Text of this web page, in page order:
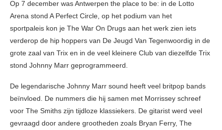
Op 7 december was Antwerpen the place to be: in de Lotto
Arena stond A Perfect Circle, op het podium van het
sportpaleis kon je The War On Drugs aan het werk zien iets
verderop de hip hoppers van De Jeugd Van Tegenwoordig in de
grote zaal van Trix en in de veel kleinere Club van diezelfde Trix
stond Johnny Marr geprogrammeerd.
De legendarische Johnny Marr sound heeft veel britpop bands
beïnvloed. De nummers die hij samen met Morrissey schreef
voor The Smiths zijn tijdloze klassiekers. De gitarist werd veel
gevraagd door andere grootheden zoals Bryan Ferry, The